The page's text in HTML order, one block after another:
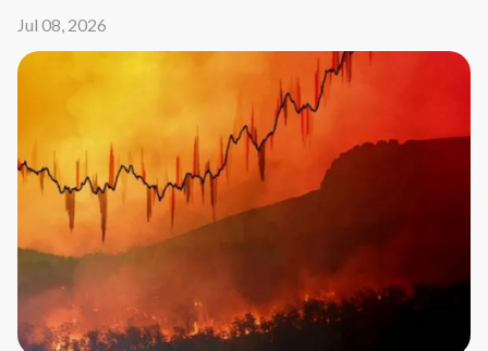
Jul 08, 2026